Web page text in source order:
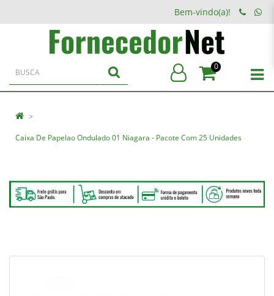
Bem-vindo(a)!
0
Caixa De Papelao Ondulado 01 Niagara - Pacote Com 25 Unidades